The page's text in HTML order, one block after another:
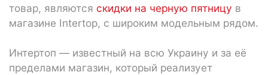
товар, являются скидки на черную пятницу в
магазине Intertop, с широким модельным рядом.
Интертоп — известный на всю Украину и за её
пределами магазин, который реализует